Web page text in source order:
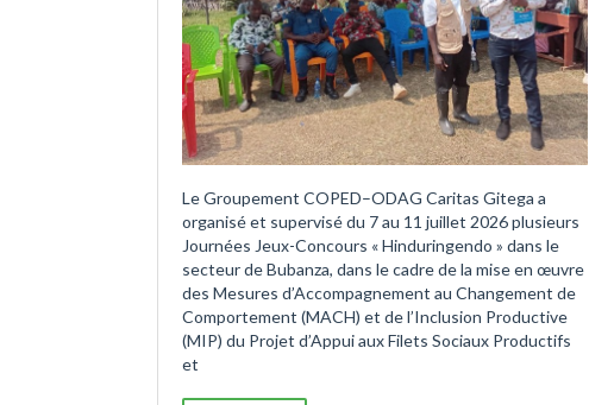
Le Groupement COPED–ODAG Caritas Gitega a
organisé et supervisé du 7 au 11 juillet 2026 plusieurs
Journées Jeux-Concours « Hinduringendo » dans le
secteur de Bubanza, dans le cadre de la mise en œuvre
des Mesures d’Accompagnement au Changement de
Comportement (MACH) et de l’Inclusion Productive
(MIP) du Projet d’Appui aux Filets Sociaux Productifs
et